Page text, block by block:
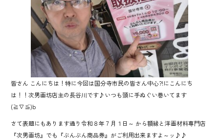
ok
皆さん こんにちは！特に今回は国分寺市民の皆さん中心?!にこんにち
は！！次男画坊店主の長谷川です♪いつも頭に手ぬぐい巻いてます
(≧∇≦)b
さて表題にもあります通り令和８年７月１日～ から額縁と洋画材料専門店
『次男画坊』でも『ぶんぶん商品券』がご利用出来ますよ～ッ♪♪